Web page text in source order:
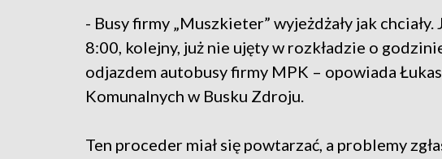
- Busy firmy „Muszkieter” wyjeżdżały jak
8:00, kolejny, już nie ujęty w rozkładzie o
odjazdem autobusy firmy MPK – opowiada
Komunalnych w Busku Zdroju.
Ten proceder miał się powtarzać, a problemy